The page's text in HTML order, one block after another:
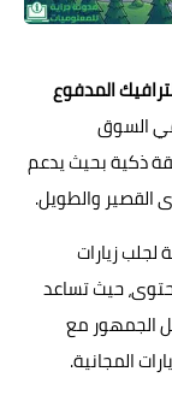
المدفوع
السوق
ذكية بحيث يدعم
القصير والطويل.
لجلب زيارات
حيث تساعد
الجمهور مع
المجانية.